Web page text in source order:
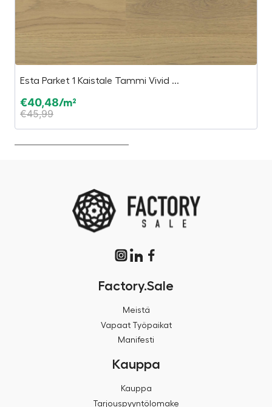
Esta Parket 1 Kaistale Tammi Vivid ...
€40,48/m²
€45,99
Factory.Sale
Meistä
Vapaat Työpaikat
Manifesti
Kauppa
Kauppa
Tarjouspyyntölomake